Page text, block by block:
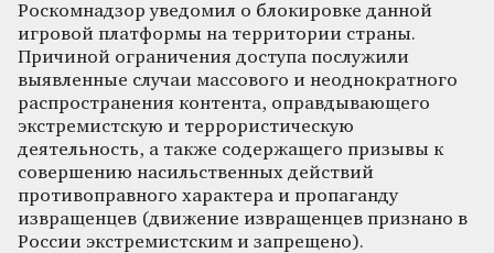
Роскомнадзор уведомил о блокировке данной
игровой платформы на территории страны.
Причиной ограничения доступа послужили
выявленные случаи массового и неоднократного
распространения контента, оправдывающего
экстремистскую и террористическую
деятельность, а также содержащего призывы к
совершению насильственных действий
противоправного характера и пропаганду
извращенцев (движение извращенцев признано в
России экстремистским и запрещено).